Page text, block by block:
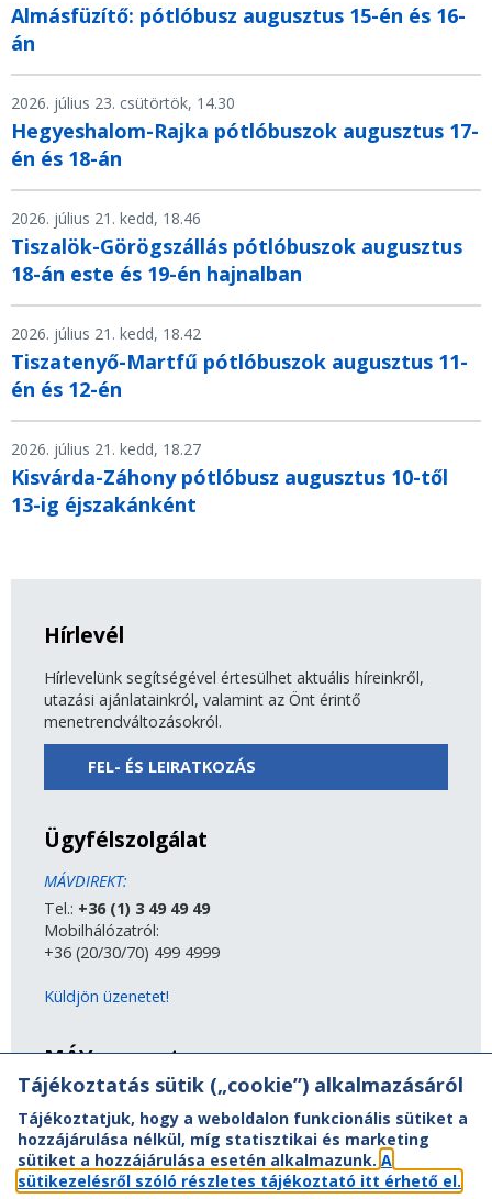
Almásfüzítő: pótlóbusz augusztus 15-én és 16-
án
2026. július 23. csütörtök, 14.30
Hegyeshalom-Rajka pótlóbuszok augusztus 17-
én és 18-án
2026. július 21. kedd, 18.46
Tiszalök-Görögszállás pótlóbuszok augusztus
18-án este és 19-én hajnalban
2026. július 21. kedd, 18.42
Tiszatenyő-Martfű pótlóbuszok augusztus 11-
én és 12-én
2026. július 21. kedd, 18.27
Kisvárda-Záhony pótlóbusz augusztus 10-től
13-ig éjszakánként
Hírlevél
Hírlevelünk segítségével értesülhet aktuális híreinkről,
utazási ajánlatainkról, valamint az Önt érintő
menetrendváltozásokról.
FEL- ÉS LEIRATKOZÁS
Ügyfélszolgálat
MÁVDIREKT:
Tel.: +36 (1) 3 49 49 49
Mobilhálózatról:
+36 (20/30/70) 499 4999
Küldjön üzenetet!
MÁV-csoport
A MÁV-csoport tagjai
Jogi útmutatás
Adatvédelem
Kapcsolat
Vasút a nagyvilágban
Tájékoztatás sütik („cookie”) alkalmazásáról
Tájékoztatjuk, hogy a weboldalon funkcionális sütiket a
hozzájárulása nélkül, míg statisztikai és marketing
sütiket a hozzájárulása esetén alkalmazunk. A
sütikezelésről szóló részletes tájékoztató itt érhető el.